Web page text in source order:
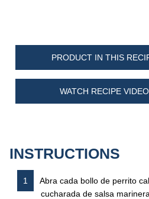
PRODUCT IN THIS
WATCH RECIPE VIDEO
INSTRUCTIONS
Abra cada bollo de perrito
cucharada de salsa